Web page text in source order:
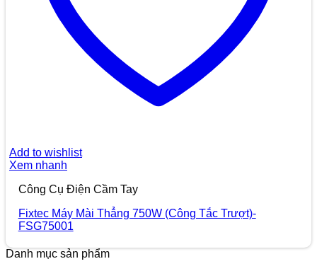
Add to wishlist
Xem nhanh
Công Cụ Điện Cầm Tay
Fixtec Máy Mài Thẳng 750W (Công Tắc Trượt)-
FSG75001
Danh mục sản phẩm